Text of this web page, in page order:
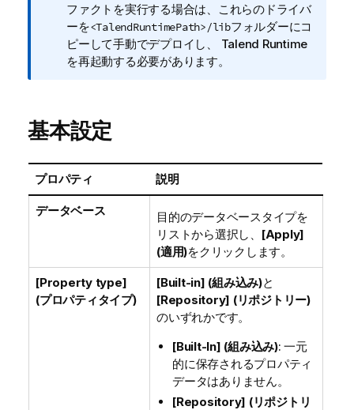
ファクトを実行する場合は、これらのドライバ
ーを<TalendRuntimePath>/libフォルダーにコ
ピーして手動でデプロイし、
Talend Runtime
を再起動する必要があります。
基本設定
プロパティ 説明
データベース
目的のデータベースタイプを
リストから選択し、 [Apply]
(適用)をクリックします。
[Property type]
(プロパティタイプ)
[Built-in] (組み込み)と
[Repository] (リポジトリー)
のいずれかです。
[Built-In] (組み込み): 一元
的に保存されるプロパティ
データはありません。
[Repository] (リポジトリ